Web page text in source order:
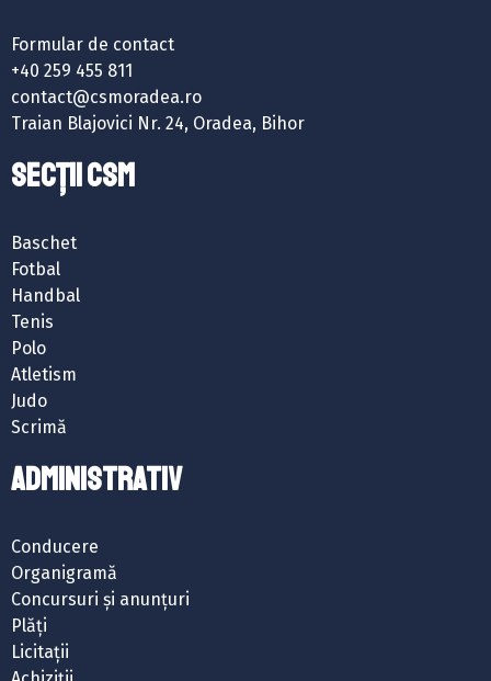
Formular de contact
+40 259 455 811
contact@csmoradea.ro
Traian Blajovici Nr. 24, Oradea, Bihor
SECȚII CSM
Baschet
Fotbal
Handbal
Tenis
Polo
Atletism
Judo
Scrimă
ADMINISTRATIV
Conducere
Organigramă
Concursuri și anunțuri
Plăți
Licitații